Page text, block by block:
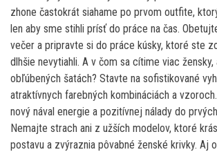
zhone častokrát siahame po prvom outfite,
len aby sme stihli prísť do práce na čas.
večer a pripravte si do práce kúsky, ktoré ste
dlhšie nevytiahli. A v čom sa cítime viac žensky,
obľúbených šatách? Stavte na sofistikované
atraktívnych farebných kombináciách a
nový nával energie a pozitívnej nálady do
Nemajte strach ani z užších modelov, ktoré
postavu a zvýraznia pôvabné ženské krivky. Aj